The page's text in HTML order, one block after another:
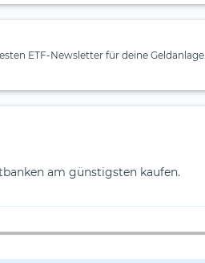
ETF-Newsletter für deine Geldanlage.
am günstigsten kaufen.